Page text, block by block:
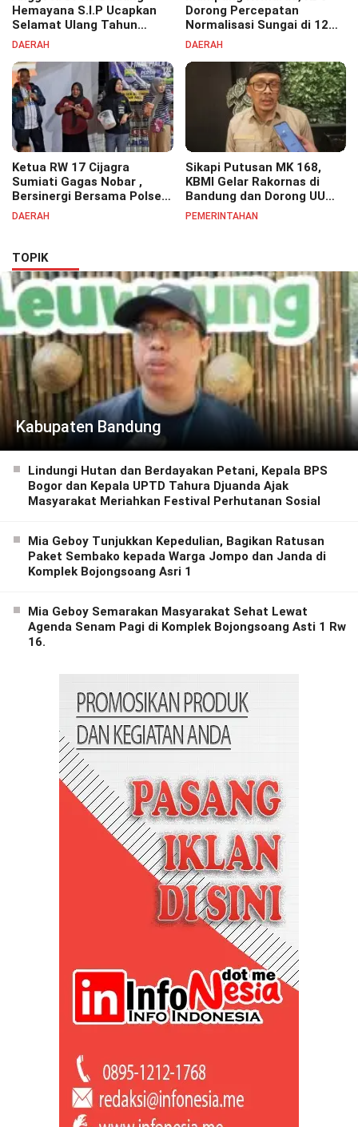
Hemayana S.I.P Ucapkan
Selamat Ulang Tahun
untuk Bupati Bandung
DAERAH
Dorong Percepatan
Normalisasi Sungai di 12
Kecamatan Tekan Resiko
DAERAH
Ketua RW 17 Cijagra
Sumiati Gagas Nobar ,
Bersinergi Bersama Polsek
Bojongsoang Semarakkan
DAERAH
Sikapi Putusan MK 168,
KBMI Gelar Rakornas di
Bandung dan Dorong UU
Perlindungan Pekerja
PEMERINTAHAN
TOPIK
Kabupaten Bandung
Lindungi Hutan dan Berdayakan Petani, Kepala BPS
Bogor dan Kepala UPTD Tahura Djuanda Ajak
Masyarakat Meriahkan Festival Perhutanan Sosial
Mia Geboy Tunjukkan Kepedulian, Bagikan Ratusan
Paket Sembako kepada Warga Jompo dan Janda di
Komplek Bojongsoang Asri 1
Mia Geboy Semarakan Masyarakat Sehat Lewat
Agenda Senam Pagi di Komplek Bojongsoang Asti 1 Rw
16.